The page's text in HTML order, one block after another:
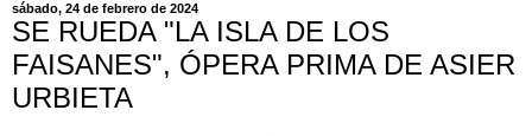
sábado, 24 de febrero de 2024
SE RUEDA "LA ISLA DE LOS
FAISANES", ÓPERA PRIMA DE ASIER
URBIETA